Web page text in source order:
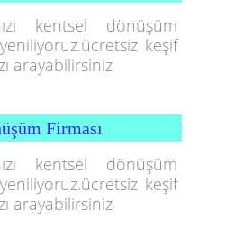
kentsel dönüşüm
keşif
arayabilirsiniz
Firması
kentsel dönüşüm
keşif
arayabilirsiniz